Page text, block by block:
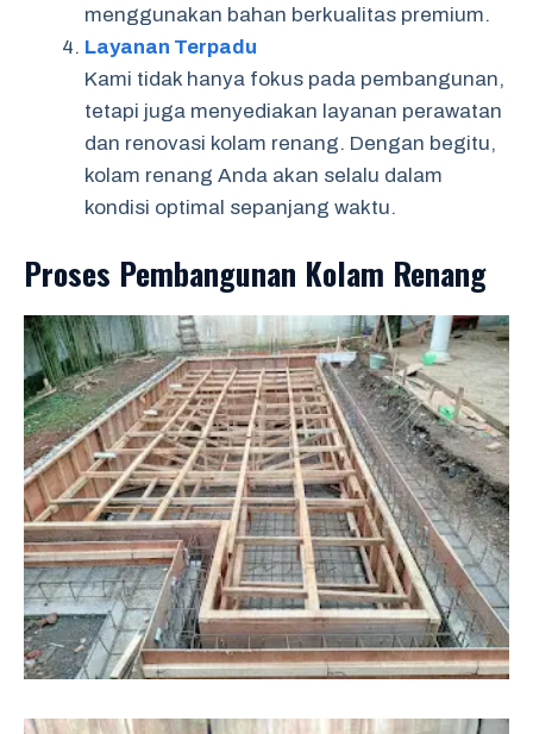
menggunakan bahan berkualitas premium.
Layanan Terpadu
Kami tidak hanya fokus pada pembangunan,
tetapi juga menyediakan layanan perawatan
dan renovasi kolam renang. Dengan begitu,
kolam renang Anda akan selalu dalam
kondisi optimal sepanjang waktu.
Proses Pembangunan Kolam Renang